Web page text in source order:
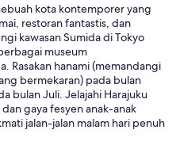
kota kontemporer yang
restoran fantastis, dan
kawasan Sumida di Tokyo
museum
Rasakan hanami (memandangi
bermekaran) pada bulan
bulan Juli. Jelajahi Harajuku
gaya fesyen anak-anak
jalan-jalan malam hari penuh